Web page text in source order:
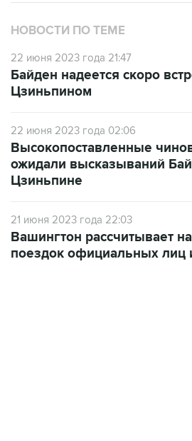
НОВОСТИ ПО ТЕМЕ
22 июня 2023 года 21:47
Байден надеется скоро
Цзиньпином
22 июня 2023 года 02:06
Высокопоставленные
ожидали высказываний
Цзиньпине
21 июня 2023 года 22:03
Вашингтон рассчитывает
поездок официальных